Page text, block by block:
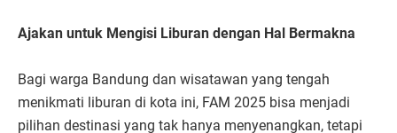
Ajakan untuk Mengisi Liburan dengan Hal Bermakna
Bagi warga Bandung dan wisatawan yang tengah
menikmati liburan di kota ini, FAM 2025 bisa menjadi
pilihan destinasi yang tak hanya menyenangkan, tetapi